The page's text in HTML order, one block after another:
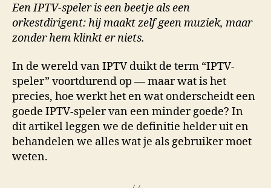
Een IPTV-speler is een beetje als een
orkestdirigent: hij maakt zelf geen muziek, maar
zonder hem klinkt er niets.
In de wereld van IPTV duikt de term “IPTV-
speler” voortdurend op — maar wat is het
precies, hoe werkt het en wat onderscheidt een
goede IPTV-speler van een minder goede? In
dit artikel leggen we de definitie helder uit en
behandelen we alles wat je als gebruiker moet
weten.